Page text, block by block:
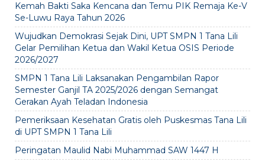
Kemah Bakti Saka Kencana dan Temu PIK Remaja Ke-V
Se-Luwu Raya Tahun 2026
Wujudkan Demokrasi Sejak Dini, UPT SMPN 1 Tana Lili
Gelar Pemilihan Ketua dan Wakil Ketua OSIS Periode
2026/2027
SMPN 1 Tana Lili Laksanakan Pengambilan Rapor
Semester Ganjil TA 2025/2026 dengan Semangat
Gerakan Ayah Teladan Indonesia
Pemeriksaan Kesehatan Gratis oleh Puskesmas Tana Lili
di UPT SMPN 1 Tana Lili
Peringatan Maulid Nabi Muhammad SAW 1447 H